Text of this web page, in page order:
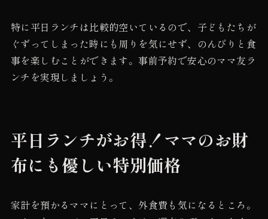
特に平日ランチは比較的空いているので、子どもたちが
ぐずってしまった時にも周りを気にせず、のんびりと食
事を楽しむことができます。事前予約で安心のママ友ラ
ンチを実現しましょう。
平日ランチがお得！ママのお財
布にも優しい特別価格
家計を預かるママにとって、外食費も気になるところ。